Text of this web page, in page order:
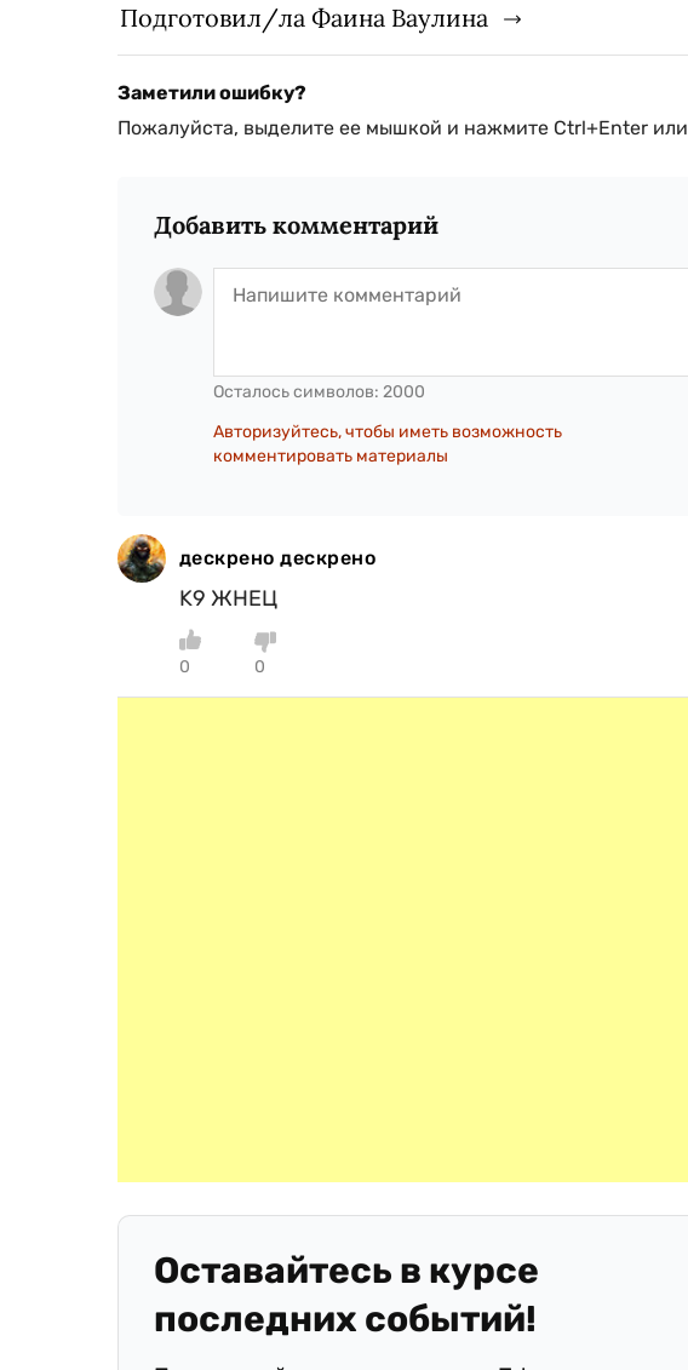
Подготовил/ла Фаина Ваулина
Заметили ошибку?
Пожалуйста, выделите ее мышкой и нажмите Ctrl+Enter или
Добавить комментарий
Осталось символов: 2000
Авторизуйтесь, чтобы иметь возможность
комментировать материалы
дескрено дескрено
K9 ЖНЕЦ
0 0
Оставайтесь в курсе
последних событий!